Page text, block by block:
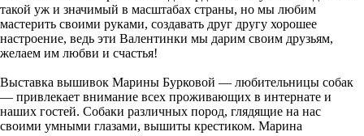
такой уж и значимый в масштабах страны, но мы любим
мастерить своими руками, создавать друг другу хорошее
настроение, ведь эти Валентинки мы дарим своим друзьям,
желаем им любви и счастья!
Выставка вышивок Марины Бурковой — любительницы собак
— привлекает внимание всех проживающих в интернате и
наших гостей. Собаки различных пород, глядящие на нас
своими умными глазами, вышиты крестиком. Марина